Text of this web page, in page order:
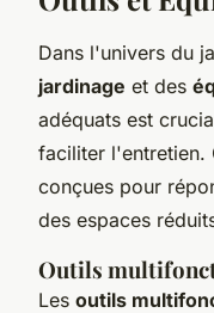
Dans l'univers du
jardinage et des
adéquats est
faciliter l'entretien.
conçues pour
des espaces
Outils
Les outils